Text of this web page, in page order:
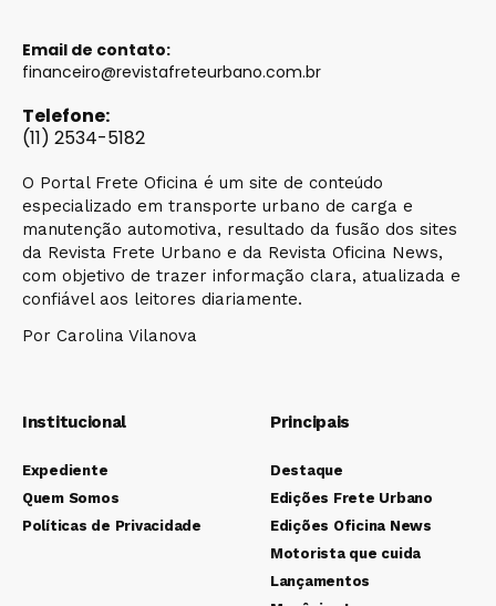
Email de contato:
financeiro@revistafreteurbano.com.br
Telefone:
(11) 2534-5182
O Portal Frete Oficina é um site de conteúdo
especializado em transporte urbano de carga e
manutenção automotiva, resultado da fusão dos sites
da Revista Frete Urbano e da Revista Oficina News,
com objetivo de trazer informação clara, atualizada e
confiável aos leitores diariamente.
Por Carolina Vilanova
Institucional
Expediente
Quem Somos
Políticas de Privacidade
Principais
Destaque
Edições Frete Urbano
Edições Oficina News
Motorista que cuida
Lançamentos